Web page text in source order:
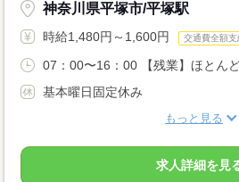
神奈川県平塚市/平塚駅
時給1,480円～1,600円 交通費全額支
07：00〜16：00 【残業】ほとん
基本曜日固定休み
もっと見る
求人詳細を見